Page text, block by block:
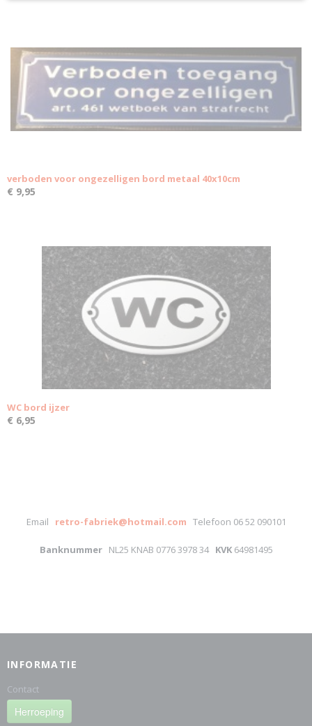
verboden voor ongezelligen bord metaal 40x10cm
€ 9,95
WC bord ijzer
€ 6,95
Email retro-fabriek@hotmail.com Telefoon 06 52 090101
Banknummer NL25 KNAB 0776 3978 34 KVK64981495
INFORMATIE
Contact
Herroeping